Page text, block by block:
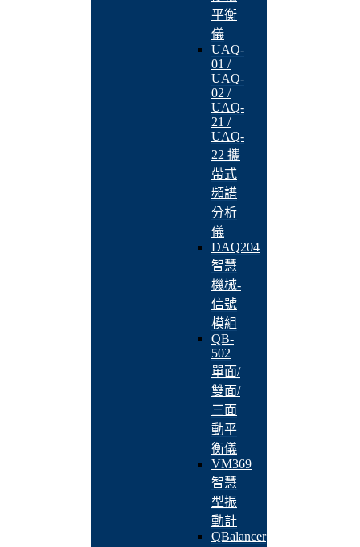
平衡
儀
UAQ-
01 /
UAQ-
02 /
UAQ-
21 /
UAQ-
22 攜
帶式
頻譜
分析
儀
DAQ204
智慧
機械-
信號
模組
QB-
502
單面/
雙面/
三面
動平
衡儀
VM369
智慧
型振
動計
QBalancer